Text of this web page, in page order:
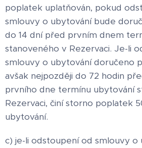
poplatek uplatňován, pokud
smlouvy o ubytování bude
do 14 dní před prvním dnem
stanoveného v Rezervaci. Je-li
smlouvy o ubytování doručeno
avšak nejpozději do 72 hodin
prvního dne termínu ubytování
Rezervaci, činí storno poplatek
ubytování.
c) je-li odstoupení od smlouvy o